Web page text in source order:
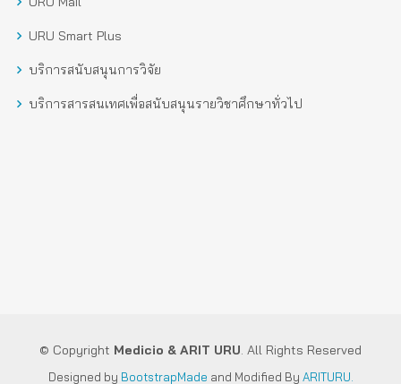
URU Smart Plus
บริการสนับสนุนการวิจัย
บริการสารสนเทศเพื่อสนับสนุนรายวิชาศึกษาทั่วไป
© Copyright Medicio & ARIT URU. All Rights Reserved
Designed by BootstrapMade and Modified By ARITURU.